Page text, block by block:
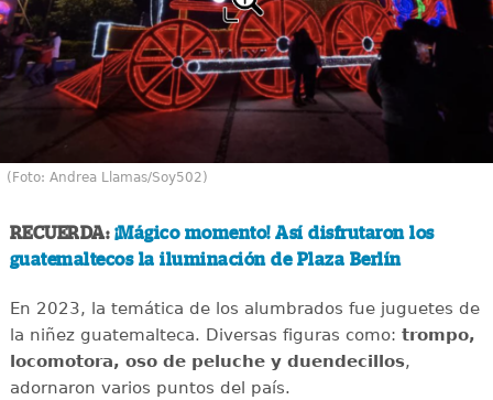
(Foto: Andrea Llamas/Soy502)
RECUERDA: ¡Mágico momento! Así disfrutaron los
guatemaltecos la iluminación de Plaza Berlín
En 2023, la temática de los alumbrados fue juguetes de
la niñez guatemalteca. Diversas figuras como: trompo,
locomotora, oso de peluche y duendecillos,
adornaron varios puntos del país.